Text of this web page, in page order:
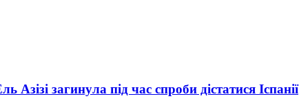
загинула під час спроби дістатися Іспанії